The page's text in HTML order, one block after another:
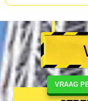
VRAAG